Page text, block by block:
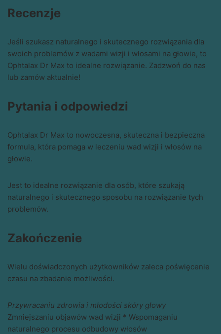
Recenzje
Jeśli szukasz naturalnego i skutecznego rozwiązania dla
swoich problemów z wadami wizji i włosami na głowie, to
Ophtalax Dr Max to idealne rozwiązanie. Zadzwoń do nas
lub zamów aktualnie!
Pytania i odpowiedzi
Ophtalax Dr Max to nowoczesna, skuteczna i bezpieczna
formula, która pomaga w leczeniu wad wizji i włosów na
głowie.
Jest to idealne rozwiązanie dla osób, które szukają
naturalnego i skutecznego sposobu na rozwiązanie tych
problemów.
Zakończenie
Wielu doświadczonych użytkowników zaleca poświęcenie
czasu na zbadanie możliwości.
Przywracaniu zdrowia i młodości skóry głowy
Zmniejszaniu objawów wad wizji * Wspomaganiu
naturalnego procesu odbudowy włosów